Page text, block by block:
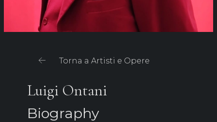
Torna a Artisti e Opere
Luigi Ontani
Biography